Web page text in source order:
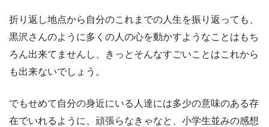
折り返し地点から自分のこれまでの人生を振り返っても、
黒沢さんのように多くの人の心を動かすようなことはもち
ろん出来てませんし、きっとそんなすごいことはこれから
も出来ないでしょう。
でもせめて自分の身近にいる人達には多少の意味のある存
在でいれるように、頑張らなきゃなと、小学生並みの感想